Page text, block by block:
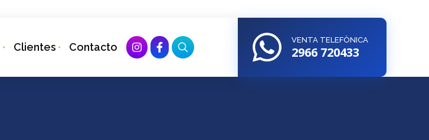
Clientes Contacto
VENTA TELEFÒNICA
2966 720433